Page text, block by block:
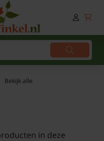
Bekijk alle
in deze